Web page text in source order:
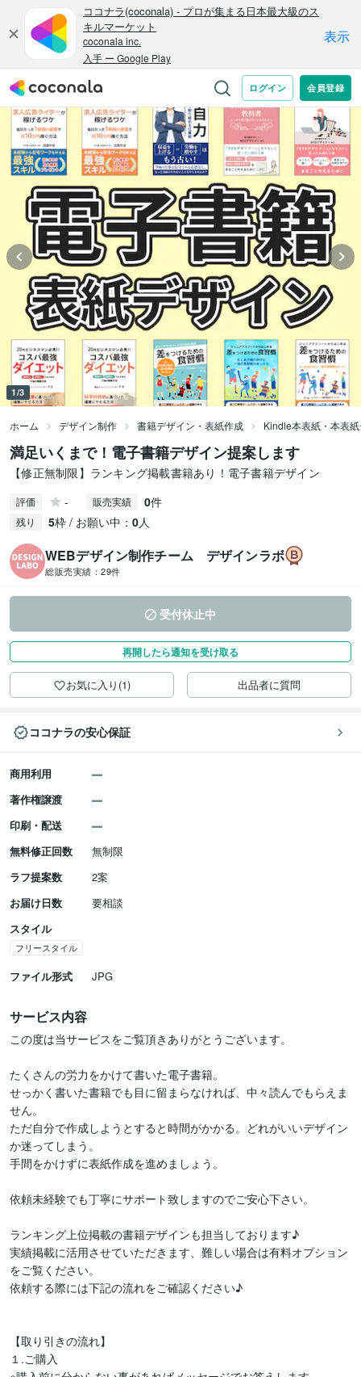
1/3
ホーム デザイン制作 書籍デザイン・表紙作成 Kindle本表紙・本表
満足いくまで！電子書籍デザイン提案します
【修正無制限】ランキング掲載書籍あり！電子書籍デザイン
評価 - 販売実績 0件
残り 5枠 / お願い中： 0人
WEBデザイン制作チーム デザインラボ
総販売実績： 29件
受付休止中
再開したら通知を受け取る
お気に入り(1) 出品者に質問
ココナラの安心保証
商用利用
著作権譲渡
印刷・配送
無料修正回数
無制限
ラフ提案数
2案
お届け日数
要相談
スタイル
フリースタイル
ファイル形式 JPG
サービス内容
この度は当サービスをご覧頂きありがとうございます。
たくさんの労力をかけて書いた電子書籍。
せっかく書いた書籍でも目に留まらなければ、中々読んでもらえま
せん。
ただ自分で作成しようとすると時間がかかる。どれがいいデザイン
か迷ってしまう。
手間をかけずに表紙作成を進めましょう。
依頼未経験でも丁寧にサポート致しますのでご安心下さい。
ランキング上位掲載の書籍デザインも担当しております♪
実績掲載に活用させていただきます、難しい場合は有料オプション
をご覧ください。
依頼する際には下記の流れをご確認ください♪
【取り引きの流れ】
１.ご購入